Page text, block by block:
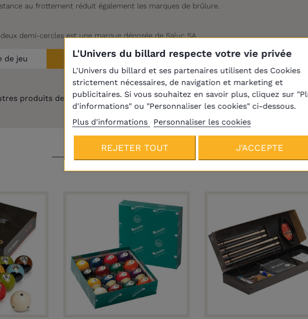
au frottement réduit également les marques de brûlure.
demi-cercles est une marque déposée de Saluc SA.
de jeu Américain
produits de lamarque Aramith
Produits de la même
L'Univers du billard respecte votre vie privée
L'Univers du billard et ses partenaires utilisent des Cookies
strictement nécessaires, de navigation et marketing et
publicitaires. Si vous souhaitez en savoir plus, cliquez sur
d'informations" ou "Personnaliser les cookies" ci-dessous.
Plus d'informations
Personnaliser les cookies
REJETER TOUT J'ACCEPTE